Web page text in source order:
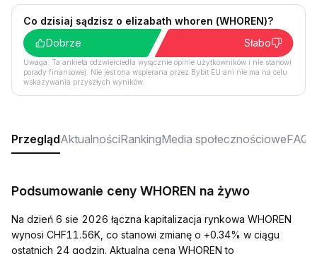
Co dzisiaj sądzisz o elizabath whoren (WHOREN)?
Dobrze
Słabo
Uwaga: Ta ankieta odzwierciedla wyłącznie opinie użytkowników i nie stanowi
porady finansowej. Nie jest ona wspierana przez Bybit EU ani nie ma na celu
wskazywania przyszłych wyników.
PrzeglądAktualnościRankingMedia społecznościoweFAQ
Podsumowanie ceny WHOREN na żywo
Na dzień 6 sie 2026 łączna kapitalizacja rynkowa WHOREN
wynosi CHF11.56K, co stanowi zmianę o +0.34% w ciągu
ostatnich 24 godzin. Aktualna cena WHOREN to